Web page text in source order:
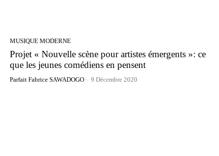
MUSIQUE MODERNE
Projet « Nouvelle scène pour artistes émergents »: ce
que les jeunes comédiens en pensent
Parfait Fabrice SAWADOGO - 9 Décembre 2020